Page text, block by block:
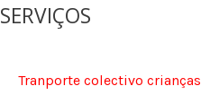
SERVIÇOS
Tranporte colectivo crianças